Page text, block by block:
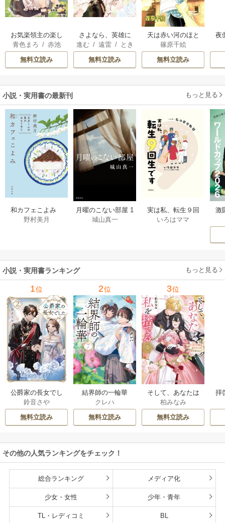
お気楽領主の楽し
い領地防衛
青色まろ / 赤池
宗
/ 転
無料立読み
さよなら、英雄に
なった旦那様 ～
ただ祈るだけの役
立たずな妻のはず
進む / 遠雷/ とき
間
無料立読み
天は赤い河のほと
り
篠原千絵
無料立読み
夜
小説・実用書の最新刊 もっと見る
和カフェこよみ
五月くんの夏のお
野村美月
月曜のこない部屋 1
巻
城山真一
実は私、転生９回
生です マンガ
いろはママ
激
小説・実用書ランキング もっと見る
1位
公爵家の長女でし
た
鈴音さや
無料立読み
2位
結界師の一輪華
クレハ
無料立読み
3位
そして、あなたは
私を捨てる
柏みなみ
無料立読み
拝
その他の人気ランキングをチェック！
総合ランキング メディア化
少女・女性 少年・青年
TL・レディコミ BL